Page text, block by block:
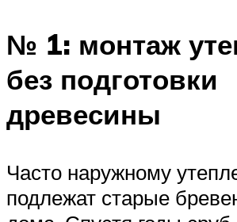
№ 1: монтаж
без подготовки
древесины
Часто наружному
подлежат старые